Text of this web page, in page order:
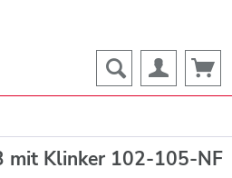
mit Klinker 102-105-NF